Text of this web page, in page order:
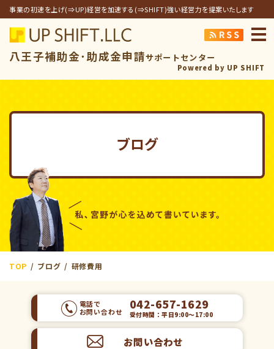
事業の初速を上げ(⇒UP)経営を加速する(⇒SHIFT)強い経営力を提案いたします
アップシフト合
八王子補助金･助成金申請サポートセンター
Powered by UP SHIFT
ブログ
TOP ブログ 研修費用
電話で
お問い合わせ
042-657-1629
受付時間：平日9:00～17:00
お問い合わせ